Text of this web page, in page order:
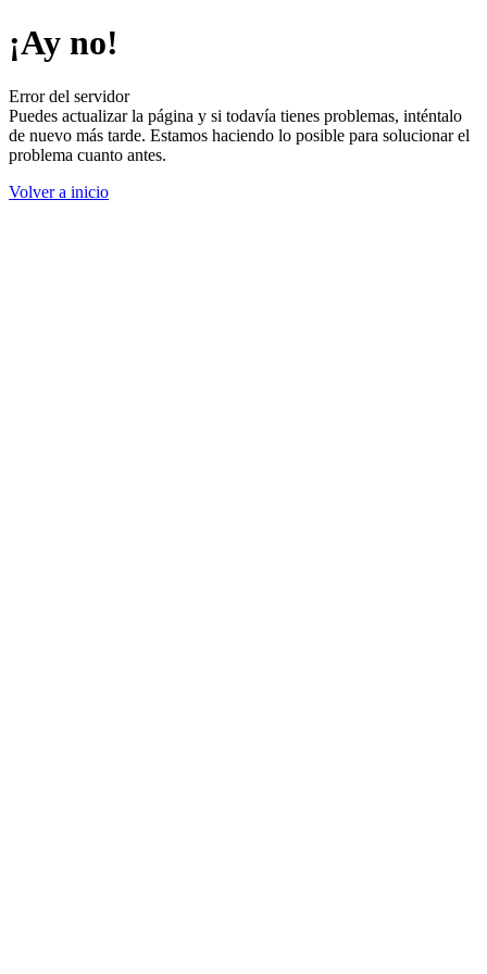
¡Ay no!
Error del servidor
Puedes actualizar la página y si todavía tienes problemas, inténtalo
de nuevo más tarde. Estamos haciendo lo posible para solucionar el
problema cuanto antes.
Volver a inicio